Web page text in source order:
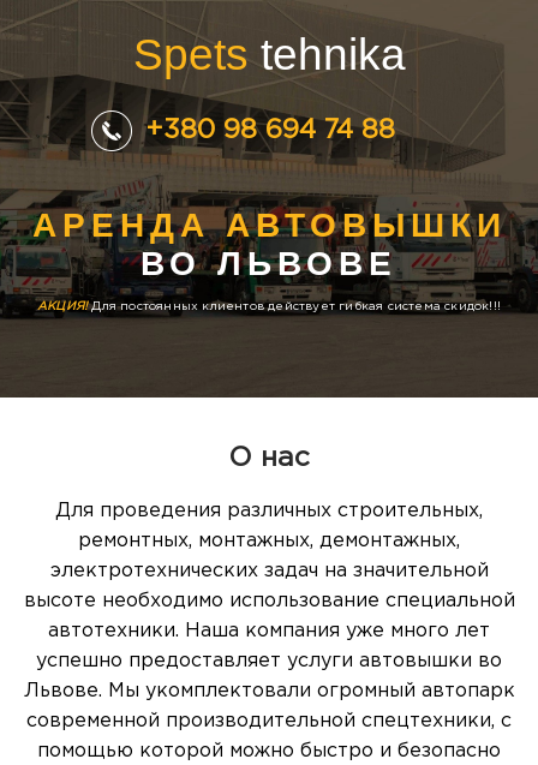
Spetstehnika
+380 98 694 74 88
АРЕНДА АВТОВЫШКИ
ВО ЛЬВОВЕ
АКЦИЯ!Для постоянных клиентов действует гибкая система скидок!!!
О нас
Для проведения различных строительных,
ремонтных, монтажных, демонтажных,
электротехнических задач на значительной
высоте необходимо использование специальной
автотехники. Наша компания уже много лет
успешно предоставляет услуги автовышки во
Львове. Мы укомплектовали огромный автопарк
современной производительной спецтехники, с
помощью которой можно быстро и безопасно